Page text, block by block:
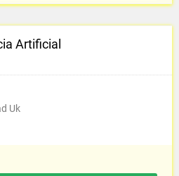
Artificial
Uk